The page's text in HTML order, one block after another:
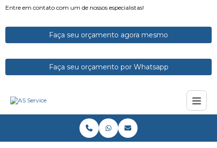
Entre em contato com um de nossos especialistas!
Faça seu orçamento agora mesmo
Faça seu orçamento por Whatsapp